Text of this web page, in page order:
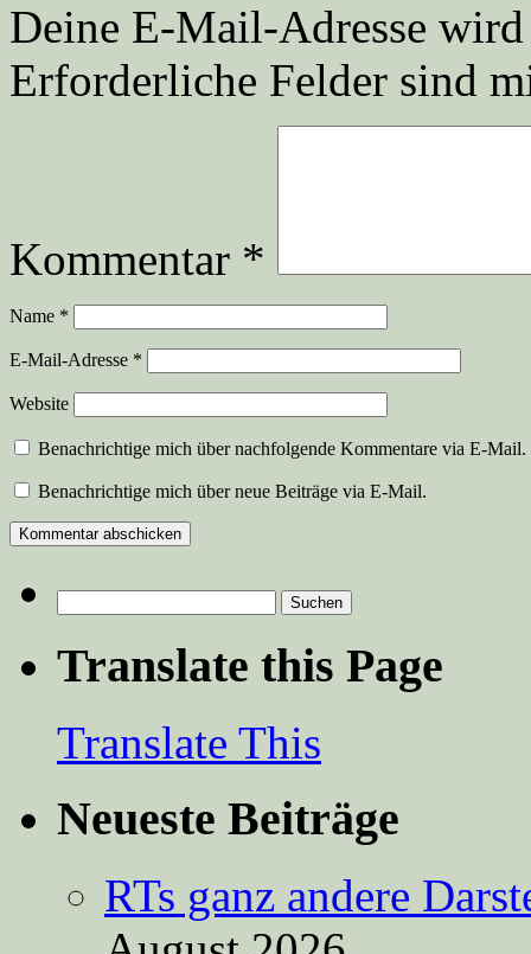
Deine E-Mail-Adresse
Erforderliche Felder sind
Kommentar *
Name *
E-Mail-Adresse *
Website
Benachrichtige mich über nachfolgende Kommentare via E-Mail.
Benachrichtige mich über neue Beiträge via E-Mail.
nach:
Translate this Page
Translate This
Neueste Beiträge
RTs ganz andere